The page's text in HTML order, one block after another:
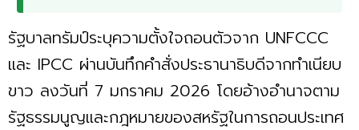
รัฐบาลทรัมป์ระบุความตั้งใจถอนตัวจาก UNFCCC
และ IPCC ผ่านบันทึกคำสั่งประธานาธิบดีจากทำเนียบ
ขาว ลงวันที่ 7 มกราคม 2026 โดยอ้างอำนาจตาม
รัฐธรรมนูญและกฎหมายของสหรัฐในการถอนประเทศ